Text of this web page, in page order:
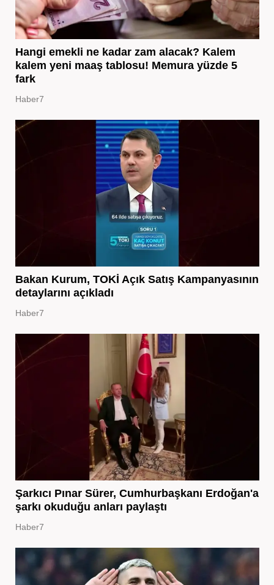
Hangi emekli ne kadar zam alacak? Kalem
kalem yeni maaş tablosu! Memura yüzde 5
fark
Haber7
Bakan Kurum, TOKİ Açık Satış Kampanyasının
detaylarını açıkladı
Haber7
Şarkıcı Pınar Sürer, Cumhurbaşkanı Erdoğan'a
şarkı okuduğu anları paylaştı
Haber7